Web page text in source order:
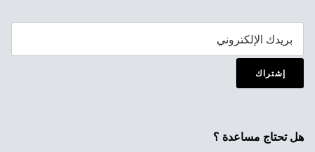
إشتراك
هل تحتاج مساعدة ؟